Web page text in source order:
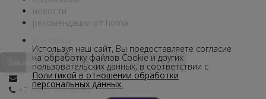
новости
рекомендации от homa
Заказать ЗВОНОК
Заказать ПРОДУКТ
+7 (495) 781-66-82
Используя наш сайт, Вы предоставляете согласие
на обработку файлов Сookie и других
пользовательских данных, в соответствии с
Политикой в отношении обработки
персональных данных.